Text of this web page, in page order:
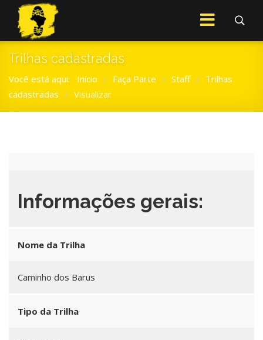
Trilhas cadastradas
Você está aqui: Início / Faça Parte / Staff / Trilhas
cadastradas / Visualizar
Informações gerais:
Nome da Trilha
Caminho dos Barus
Tipo da Trilha